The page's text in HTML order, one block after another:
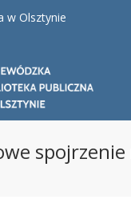
w Olsztynie